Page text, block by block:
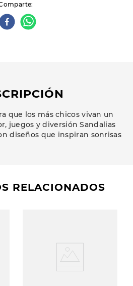
que los más chicos vivan un
juegos y diversión Sandalias
diseños que inspiran sonrisas
RELACIONADOS